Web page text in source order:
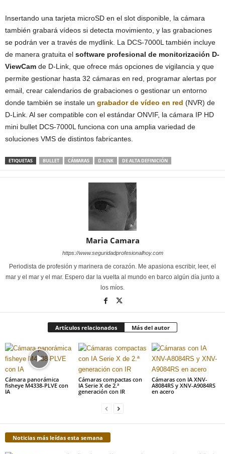
Insertando una tarjeta microSD en el slot disponible, la cámara
también grabará vídeos si detecta movimiento, y las grabaciones
se podrán ver a través de mydlink. La DCS-7000L también incluye
de manera gratuita el software profesional de monitorización D-
ViewCam de D-Link, que ofrece más opciones de vigilancia y que
permite gestionar hasta 32 cámaras en red, programar alertas por
email, crear calendarios de grabaciones o gestionar un entorno
donde también se instale un grabador de vídeo en red (NVR) de
D-Link. Al ser compatible con el estándar ONVIF, la cámara IP HD
mini bullet DCS-7000L funciona con una amplia variedad de
soluciones VMS de distintos fabricantes.
ETIQUETAS BULLET CÁMARAS D-LINK DE ALTA DEFINICIÓN
Maria Camara
https://www.seguridadprofesionalhoy.com
Periodista de profesión y marinera de corazón. Me apasiona escribir, leer, el
mar y el mar y el mar. Espero dar la vuelta al mundo en barco algún día junto a
los míos.
Artículos relacionados Más del autor
Cámara panorámica
fisheye M4338-PLVE con
IA
Cámaras compactas con
IA Serie X de 2.ª
generación con IR
Cámaras con IA XNV-
A8084RS y XNV-A9084RS
en acero
Noticias más leídas esta semana